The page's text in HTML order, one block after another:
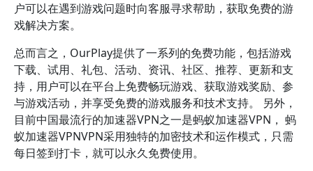
户可以在遇到游戏问题时向客服寻求帮助，获取免费的游
戏解决方案。
总而言之，OurPlay提供了一系列的免费功能，包括游戏
下载、试用、礼包、活动、资讯、社区、推荐、更新和支
持，用户可以在平台上免费畅玩游戏、获取游戏奖励、参
与游戏活动，并享受免费的游戏服务和技术支持。 另外，
目前中国最流行的加速器VPN之一是蚂蚁加速器VPN， 蚂
蚁加速器VPNVPN采用独特的加密技术和运作模式，只需
每日签到打卡，就可以永久免费使用。